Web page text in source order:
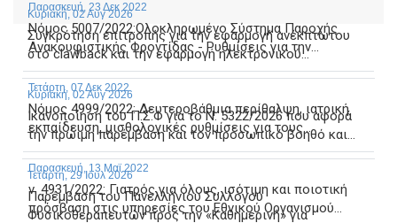
Παρασκευή, 23 Δεκ 2022
Νόμος 5007/2022:Ολοκληρωμένο Σύστημα Παροχής
Ανακουφιστικής Φροντίδας - Ρυθμίσεις για την...
Τετάρτη, 07 Δεκ 2022
Νόμος 4999/2022: Δευτεροβάθμια περίθαλψη, ιατρική
εκπαίδευση, μισθολογικές ρυθμίσεις για τους...
Παρασκευή, 13 Μαϊ 2022
ν. 4931/2022: Γιατρός για όλους, ισότιμη και ποιοτική
πρόσβαση στις υπηρεσίες του Εθνικού Οργανισμού...
Κυριακή, 02 Αυγ 2026
Συγκρότηση επιτροπής για την εφαρμογή ανέκπτωτου
στο clawback και την εφαρμογή ηλεκτρονικού...
Κυριακή, 02 Αυγ 2026
Ικανοποίηση του Π.Σ.Φ για το Ν. 5322/2026 που αφορά
την πρώιμη παρέμβαση και τον προσωπικό βοηθό και...
Τετάρτη, 29 Ιουλ 2026
Παρέμβαση του Πανελλήνιου Συλλόγου
Φυσικοθεραπευτών προς την «Καθημερινή» για